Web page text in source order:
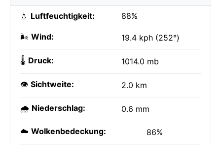
💧 Luftfeuchtigkeit: 88%
🌬️ Wind: 19.4 kph (252°)
🌡️ Druck: 1014.0 mb
👁️ Sichtweite: 2.0 km
🌧️ Niederschlag: 0.6 mm
☁️ Wolkenbedeckung: 86%